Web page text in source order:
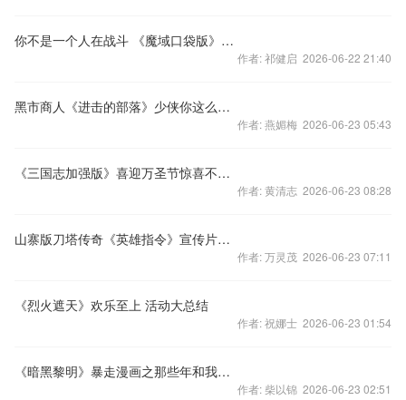
你不是一个人在战斗 《魔域口袋版》等你来！
作者: 祁健启 2026-06-22 21:40
黑市商人《进击的部落》少侠你这么显眼真的好吗
作者: 燕媚梅 2026-06-23 05:43
《三国志加强版》喜迎万圣节惊喜不断活动不停
作者: 黄清志 2026-06-23 08:28
山寨版刀塔传奇《英雄指令》宣传片首曝光
作者: 万灵茂 2026-06-23 07:11
《烈火遮天》欢乐至上 活动大总结
作者: 祝娜士 2026-06-23 01:54
《暗黑黎明》暴走漫画之那些年和我一起奋战的兄弟
作者: 柴以锦 2026-06-23 02:51